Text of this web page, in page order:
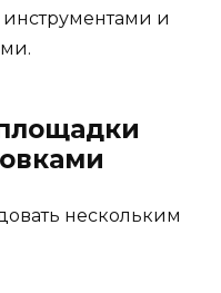
инструментами и
нескольким